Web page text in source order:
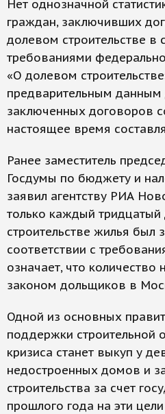
Нет однозначной
граждан, заключивших
долевом строительстве в
требованиями
«О долевом
предварительным данным
заключенных договоров
настоящее время
Ранее заместитель
Госдумы по бюджету и
заявил агентству РИА
только каждый
строительстве жилья был
соответствии с
означает, что
законом дольщиков в
Одной из основных
поддержки строительной
кризиса станет выкуп у
недостроенных домов и
строительства за счет
прошлого года на эти